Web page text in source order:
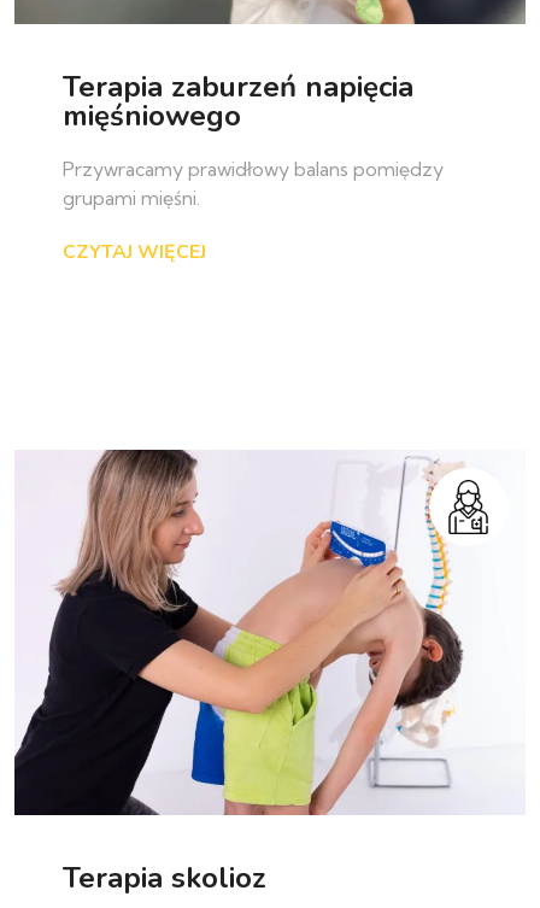
Terapia zaburzeń napięcia
mięśniowego
Przywracamy prawidłowy balans pomiędzy
grupami mięśni.
CZYTAJ WIĘCEJ
Terapia skolioz